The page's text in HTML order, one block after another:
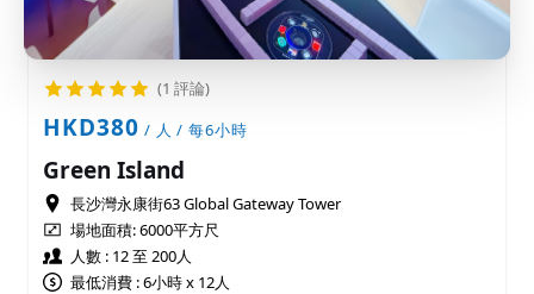
(1 評論)
HKD380 / 人 / 每6小時
Green Island
長沙灣永康街63 Global Gateway Tower
場地面積:6000平方尺
人數 : 12 至 200人
最低消費 : 6小時 x 12人